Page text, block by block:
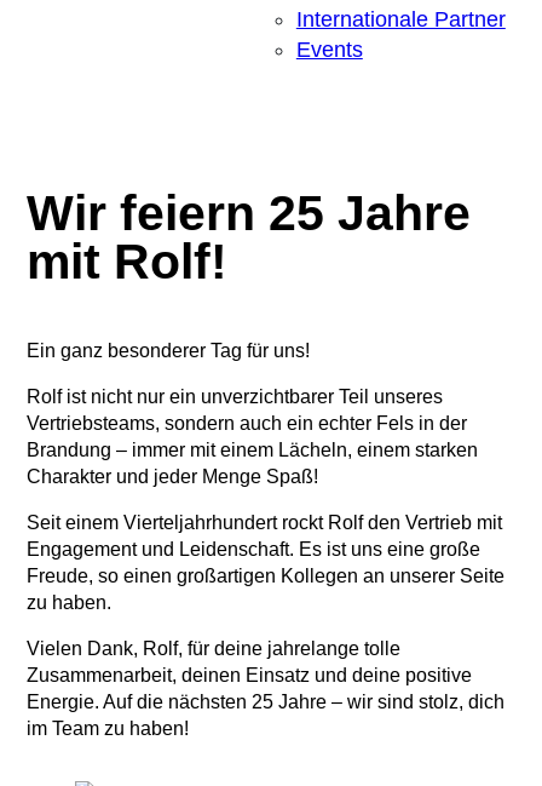
Internationale Partner
Events
Wir feiern 25 Jahre
mit Rolf!
Ein ganz besonderer Tag für uns!
Rolf ist nicht nur ein unverzichtbarer Teil unseres
Vertriebsteams, sondern auch ein echter Fels in der
Brandung – immer mit einem Lächeln, einem starken
Charakter und jeder Menge Spaß!
Seit einem Vierteljahrhundert rockt Rolf den Vertrieb mit
Engagement und Leidenschaft. Es ist uns eine große
Freude, so einen großartigen Kollegen an unserer Seite
zu haben.
Vielen Dank, Rolf, für deine jahrelange tolle
Zusammenarbeit, deinen Einsatz und deine positive
Energie. Auf die nächsten 25 Jahre – wir sind stolz, dich
im Team zu haben!